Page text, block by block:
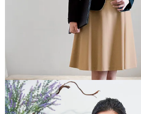
RECEPTION & COUNSELING
受付・カウンセリング